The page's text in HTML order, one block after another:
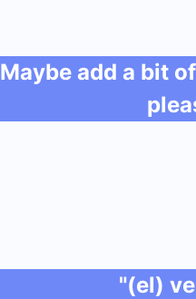
Maybe add a bit
"(el)